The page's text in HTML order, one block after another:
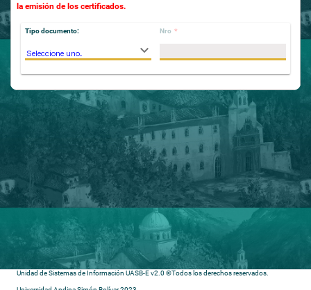
la emisión de los certificados.
Tipo documento:
Seleccione uno...
Nro *
Unidad de Sistemas de Información UASB-E v2.0 ©Todos los derechos reservados.